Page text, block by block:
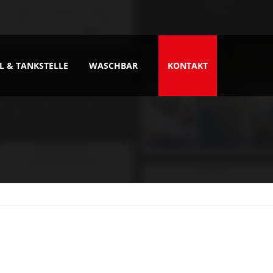
About us
Lorem ipsum dolor sit amet,
& TANKSTELLE WASCHBAR KONTAKT